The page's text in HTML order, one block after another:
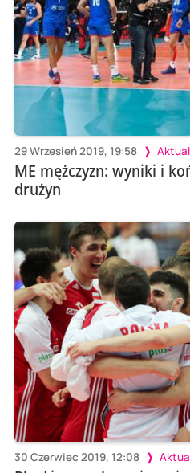
29 Wrzesień 2019, 19:58
ME mężczyzn: wyniki i
drużyn
30 Czerwiec 2019, 12:08